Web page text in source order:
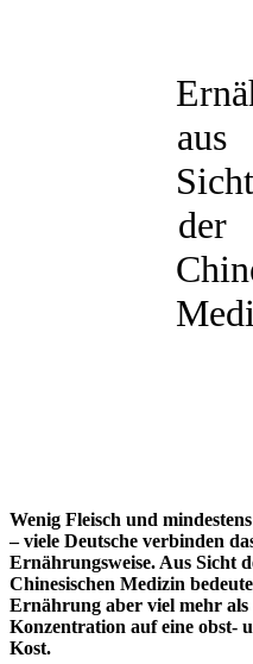
aus
Sicht
der
Wenig Fleisch und
– viele Deutsche verbinden
Ernährungsweise. Aus Sicht
Chinesischen Medizin
Ernährung aber viel mehr als
Konzentration auf eine obst-
Kost.